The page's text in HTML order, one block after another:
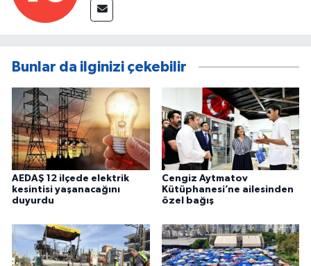
Bunlar da ilginizi çekebilir
AEDAŞ 12 ilçede elektrik
kesintisi yaşanacağını
duyurdu
Cengiz Aytmatov
Kütüphanesi’ne ailesinden
özel bağış